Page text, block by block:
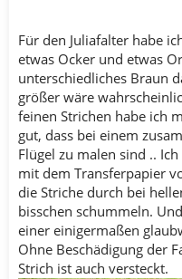
Für den Juliafalter habe
etwas Ocker und etwas
unterschiedliches Braun
größer wäre
feinen Strichen habe ich
gut, dass bei einem
Flügel zu malen sind ..
mit dem Transferpapier
die Striche durch bei
bisschen schummeln.
einer einigermaßen
Ohne Beschädigung der
Strich ist auch versteckt.